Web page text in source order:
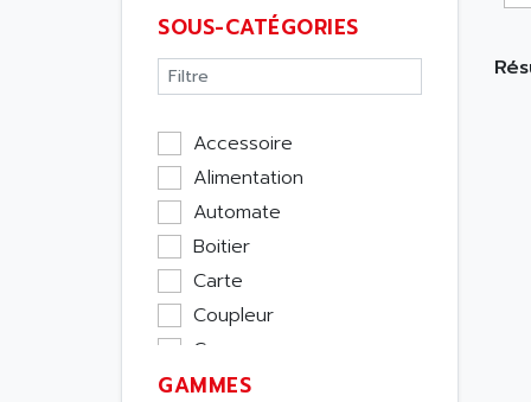
SOUS-CATÉGORIES
Accessoire
Alimentation
Automate
Boitier
Carte
Coupleur
Cpu
Ecran
GAMMES